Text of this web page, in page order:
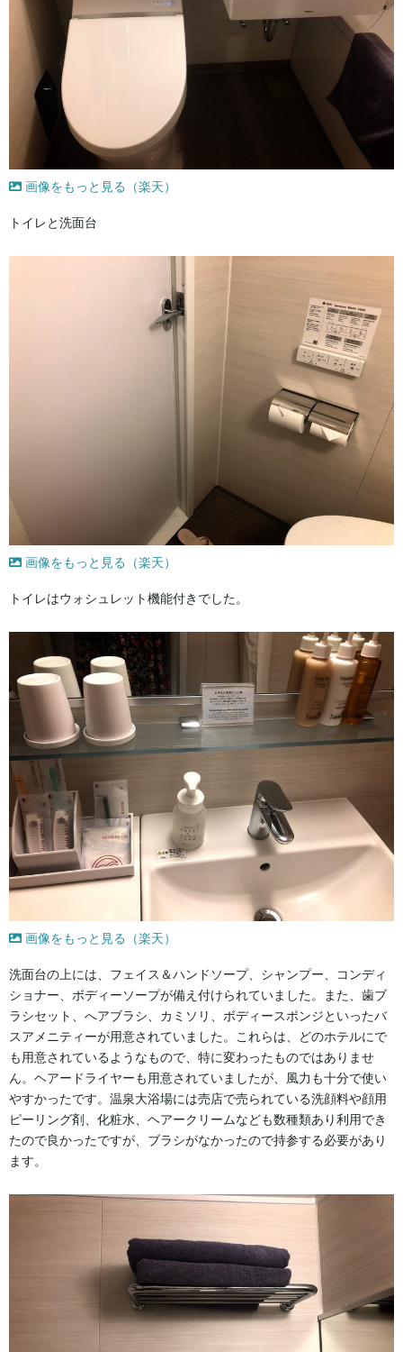
画像をもっと見る（楽天）
トイレと洗面台
画像をもっと見る（楽天）
トイレはウォシュレット機能付きでした。
画像をもっと見る（楽天）
洗面台の上には、フェイス＆ハンドソープ、シャンプー、コンディ
ショナー、ボディーソープが備え付けられていました。また、歯ブ
ラシセット、へアブラシ、カミソリ、ボディースポンジといったバ
スアメニティーが用意されていました。これらは、どのホテルにで
も用意されているようなもので、特に変わったものではありませ
ん。ヘアードライヤーも用意されていましたが、風力も十分で使い
やすかったです。温泉大浴場には売店で売られている洗顔料や顔用
ピーリング剤、化粧水、ヘアークリームなども数種類あり利用でき
たので良かったですが、ブラシがなかったので持参する必要があり
ます。